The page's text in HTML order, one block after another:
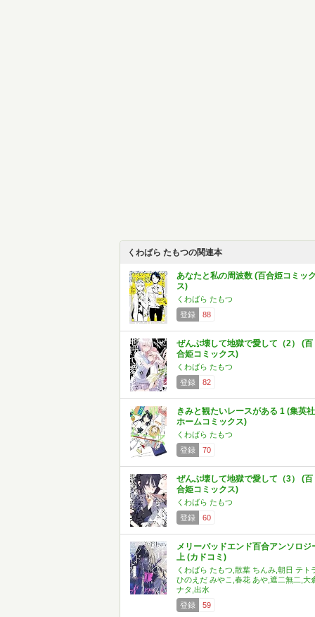
くわばら たもつの関連本
あなたと私の周波数 (百合姫コミッ
ス)
くわばら たもつ
登録
88
ぜんぶ壊して地獄で愛して（2） (百
合姫コミックス)
くわばら たもつ
登録
82
きみと観たいレースがある 1 (集英社
ホームコミックス)
くわばら たもつ
登録
70
ぜんぶ壊して地獄で愛して（3） (百
合姫コミックス)
くわばら たもつ
登録
60
メリーバッドエンド百合アンソロジ
上 (カドコミ)
くわばら たもつ,散葉 ちんみ,朝日 テト
ひのえだ みやこ,春花 あや,遮二無二,大
ナタ,出水
登録
59